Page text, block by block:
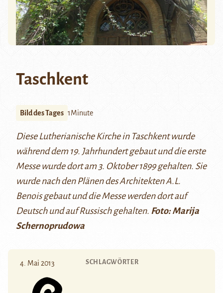
Taschkent
Bild des Tages 1Minute
Diese Lutherianische Kirche in Taschkent wurde
während dem 19. Jahrhundert gebaut und die erste
Messe wurde dort am 3. Oktober 1899 gehalten. Sie
wurde nach den Plänen des Architekten A.L.
Benois gebaut und die Messe werden dort auf
Deutsch und auf Russisch gehalten. Foto: Marija
Schernoprudowa
4. Mai 2013 SCHLAGWÖRTER